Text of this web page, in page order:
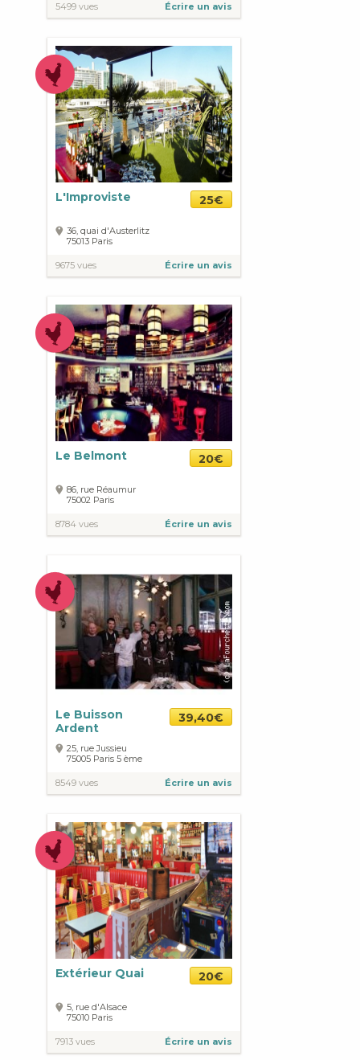
5499 vues Écrire un avis
L'Improviste 25€
36, quai d'Austerlitz
75013 Paris
9675 vues Écrire un avis
Le Belmont 20€
86, rue Réaumur
75002 Paris
8784 vues Écrire un avis
Le Buisson
Ardent
39,40€
25, rue Jussieu
75005 Paris 5 ème
8549 vues Écrire un avis
Extérieur Quai 20€
5, rue d'Alsace
75010 Paris
7913 vues Écrire un avis